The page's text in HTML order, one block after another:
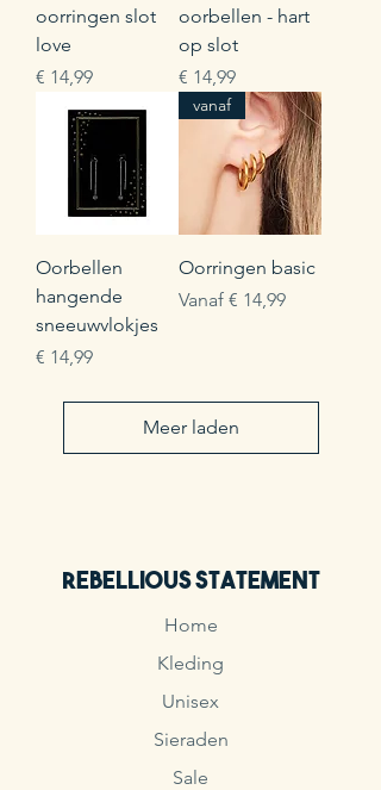
oorringen slot
love
Prijs
€ 14,99
oorbellen - hart
op slot
Prijs
€ 14,99
Oorbellen
hangende
sneeuwvlokjes
Prijs
€ 14,99
vanaf
Oorringen basic
Vanaf € 14,99
Verkoopprijs
Meer laden
Rebellious Statement
Home
Kleding
Unisex
Sieraden
Sale